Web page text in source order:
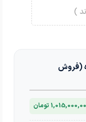
)
(فروش
تومان